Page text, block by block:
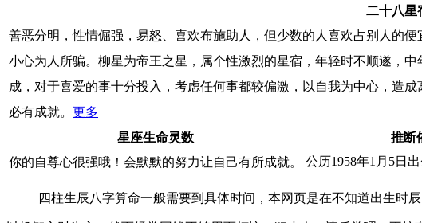
二十八星
善恶分明，性情倔强，易怒、喜欢布施助人，但少数的人喜欢占别人的
小心为人所骗。柳星为帝王之星，属个性激烈的星宿，年轻时不顺遂，
成，对于喜爱的事十分投入，考虑任何事都较偏激，以自我为中心，造
必有成就。 更多
星座生命灵数
推断
你的自尊心很强哦！会默默的努力让自己有所成就。
公历1958年1月5日
四柱生辰八字算命一般需要到具体时间，本网页是在不知道出生时